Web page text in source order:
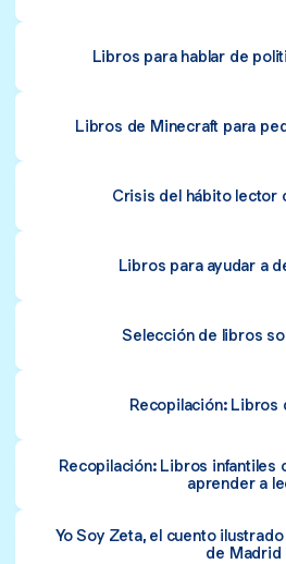
Libros para hablar de
Libros de Minecraft para
Crisis del hábito lector
Libros para ayudar a
Selección de libros
Recopilación: Libros
Recopilación: Libros infantiles
aprender a
Yo Soy Zeta, el cuento
de Madrid